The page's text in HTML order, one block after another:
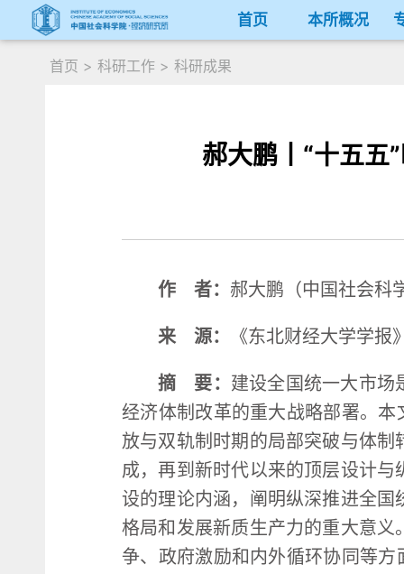
首页 本所概况
首页 > 科研工作 > 科研成果
郝大鹏丨“十五五
作 者： 郝大鹏（中国社会科
来 源： 《东北财经大学学
摘 要： 建设全国统一大市场
经济体制改革的重大战略部署。
放与双轨制时期的局部突破与体
成，再到新时代以来的顶层设计
设的理论内涵，阐明纵深推进全
格局和发展新质生产力的重大意
争、政府激励和内外循环协同等